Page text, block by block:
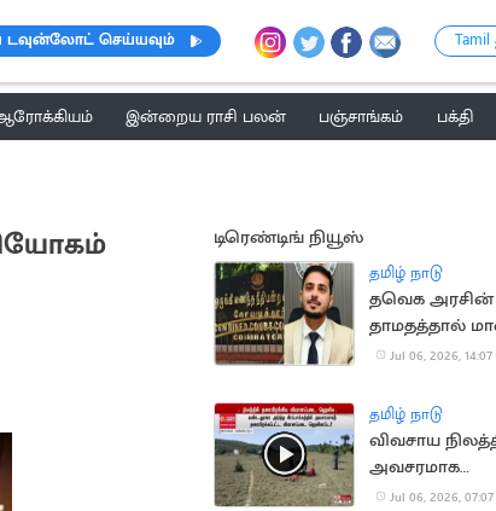
செய்யவும்
இன்றைய ராசி பலன் பஞ்சாங்கம் பக்தி
டிரெண்டிங் நியூஸ்
தமிழ் நாடு
தவெக அரசின்
தாமதத்தால்
ஆட்சியருக்கு
Jul 06, 2026, 14:07
தமிழ் நாடு
விவசாய
அவசரமாக
தரையிறங்கிய
Jul 06, 2026, 07:07